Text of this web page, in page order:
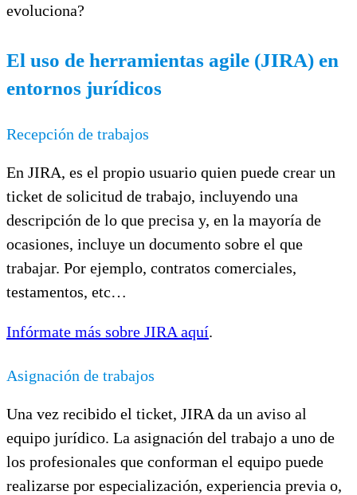
evoluciona?
El uso de herramientas agile (JIRA) en
entornos jurídicos
Recepción de trabajos
En JIRA, es el propio usuario quien puede crear un
ticket de solicitud de trabajo, incluyendo una
descripción de lo que precisa y, en la mayoría de
ocasiones, incluye un documento sobre el que
trabajar. Por ejemplo, contratos comerciales,
testamentos, etc…
Infórmate más sobre JIRA aquí.
Asignación de trabajos
Una vez recibido el ticket, JIRA da un aviso al
equipo jurídico. La asignación del trabajo a uno de
los profesionales que conforman el equipo puede
realizarse por especialización, experiencia previa o,